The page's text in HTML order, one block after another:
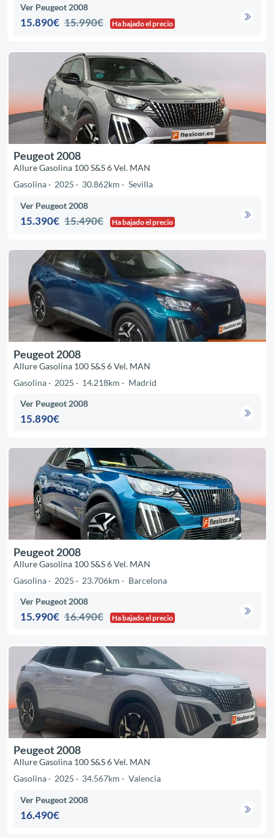
Ver Peugeot 2008
15.890€ 15.990€ Ha bajado el precio
Peugeot 2008
Allure Gasolina 100 S&S 6 Vel. MAN
Gasolina
2025 30.862km Sevilla
Ver Peugeot 2008
15.390€ 15.490€ Ha bajado el precio
Peugeot 2008
Allure Gasolina 100 S&S 6 Vel. MAN
Gasolina
2025 14.218km Madrid
Ver Peugeot 2008
15.890€
Peugeot 2008
Allure Gasolina 100 S&S 6 Vel. MAN
Gasolina
2025 23.706km Barcelona
Ver Peugeot 2008
15.990€ 16.490€ Ha bajado el precio
Peugeot 2008
Allure Gasolina 100 S&S 6 Vel. MAN
Gasolina
2025 34.567km Valencia
Ver Peugeot 2008
16.490€